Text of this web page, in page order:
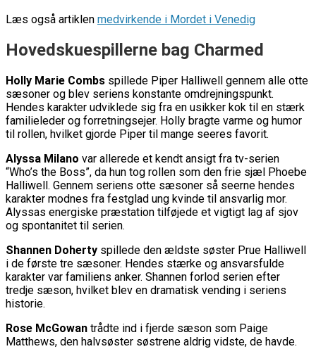
Læs også artiklen medvirkende i Mordet i Venedig
Hovedskuespillerne bag Charmed
Holly Marie Combs spillede Piper Halliwell gennem alle otte
sæsoner og blev seriens konstante omdrejningspunkt.
Hendes karakter udviklede sig fra en usikker kok til en stærk
familieleder og forretningsejer. Holly bragte varme og humor
til rollen, hvilket gjorde Piper til mange seeres favorit.
Alyssa Milano var allerede et kendt ansigt fra tv-serien
“Who’s the Boss”, da hun tog rollen som den frie sjæl Phoebe
Halliwell. Gennem seriens otte sæsoner så seerne hendes
karakter modnes fra festglad ung kvinde til ansvarlig mor.
Alyssas energiske præstation tilføjede et vigtigt lag af sjov
og spontanitet til serien.
Shannen Doherty spillede den ældste søster Prue Halliwell
i de første tre sæsoner. Hendes stærke og ansvarsfulde
karakter var familiens anker. Shannen forlod serien efter
tredje sæson, hvilket blev en dramatisk vending i seriens
historie.
Rose McGowan trådte ind i fjerde sæson som Paige
Matthews, den halvsøster søstrene aldrig vidste, de havde.